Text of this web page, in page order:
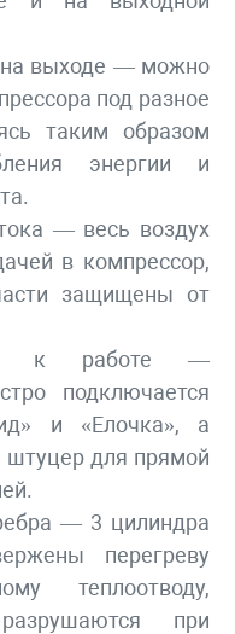
на выходе — можно
под разное
таким образом
энергии и
— весь воздух
в компрессор,
защищены от
к работе —
подключается
и «Елочка», а
для прямой
— 3 цилиндра
перегреву
теплоотводу,
при